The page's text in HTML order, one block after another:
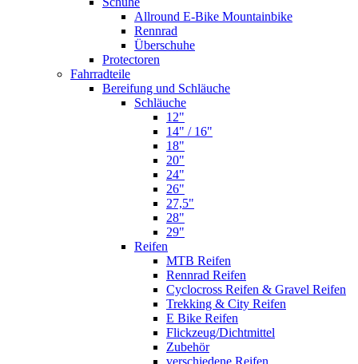
Allround E-Bike Mountainbike
Rennrad
Überschuhe
Protectoren
Fahrradteile
Bereifung und Schläuche
Schläuche
12"
14" / 16"
18"
20"
24"
26"
27,5"
28"
29"
Reifen
MTB Reifen
Rennrad Reifen
Cyclocross Reifen & Gravel Reifen
Trekking & City Reifen
E Bike Reifen
Flickzeug/Dichtmittel
Zubehör
verschiedene Reifen